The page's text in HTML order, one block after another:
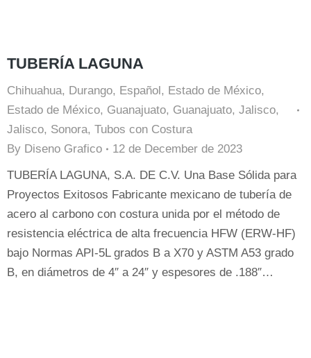
TUBERÍA LAGUNA
Chihuahua, Durango, Español, Estado de México,
Estado de México, Guanajuato, Guanajuato, Jalisco,
Jalisco, Sonora, Tubos con Costura
By Diseno Grafico
12 de December de 2023
TUBERÍA LAGUNA, S.A. DE C.V. Una Base Sólida para
Proyectos Exitosos Fabricante mexicano de tubería de
acero al carbono con costura unida por el método de
resistencia eléctrica de alta frecuencia HFW (ERW-HF)
bajo Normas API-5L grados B a X70 y ASTM A53 grado
B, en diámetros de 4″ a 24″ y espesores de .188″…